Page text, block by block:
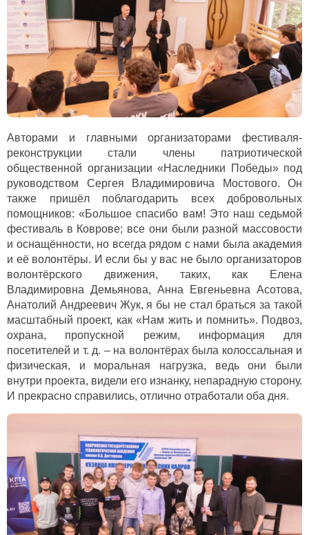
Авторами и главными организаторами фестиваля-
реконструкции стали члены патриотической
общественной организации «Наследники Победы» под
руководством Сергея Владимировича Мостового. Он
также пришёл поблагодарить всех добровольных
помощников: «Большое спасибо вам! Это наш седьмой
фестиваль в Коврове; все они были разной массовости
и оснащённости, но всегда рядом с нами была академия
и её волонтёры. И если бы у вас не было организаторов
волонтёрского движения, таких, как Елена
Владимировна Демьянова, Анна Евгеньевна Асотова,
Анатолий Андреевич Жук, я бы не стал браться за такой
масштабный проект, как «Нам жить и помнить». Подвоз,
охрана, пропускной режим, информация для
посетителей и т. д. – на волонтёрах была колоссальная и
физическая, и моральная нагрузка, ведь они были
внутри проекта, видели его изнанку, непарадную сторону.
И прекрасно справились, отлично отработали оба дня.